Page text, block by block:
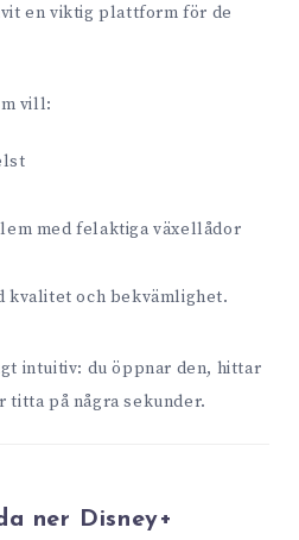
en viktig plattform för de
vill:
med felaktiga växellådor
kvalitet och bekvämlighet.
intuitiv: du öppnar den, hittar
på några sekunder.
ner Disney+